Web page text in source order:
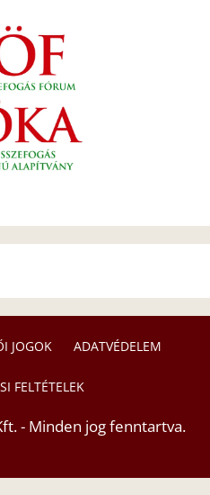
JOGOK ADATVÉDELEM
FELTÉTELEK
- Minden jog fenntartva.